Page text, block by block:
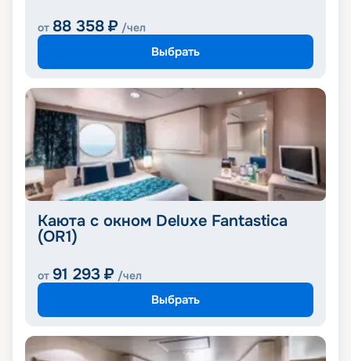
от 88 358 ₽ /чел
Выбрать
Каюта с окном Deluxe Fantastica
(OR1)
от 91 293 ₽ /чел
Выбрать